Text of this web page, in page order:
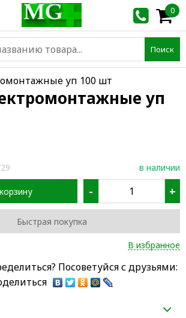
0
Поиск
уп 100 шт
уп
в наличии
- +
Быстрая покупка
В избранное
Посоветуйся с друзьями: